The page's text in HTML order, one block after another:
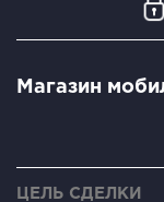
Магазин
ЦЕЛЬ СДЕЛКИ